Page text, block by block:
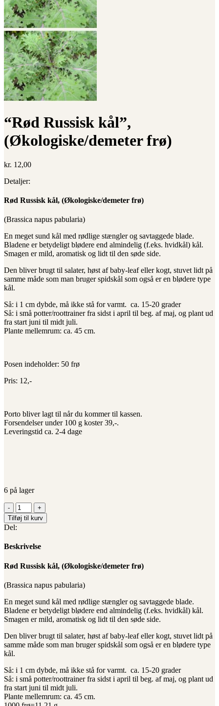
“Rød Russisk kål”,
(Økologiske/demeter frø)
kr. 12,00
Detaljer:
Rød Russisk kål, (Økologiske/demeter frø)
(Brassica napus pabularia)
En meget sund kål med rødlige stængler og savtaggede blade.
Bladene er betydeligt blødere end almindelig (f.eks. hvidkål) kål.
Smagen er mild, aromatisk og lidt til den søde side.
Den bliver brugt til salater, høst af baby-leaf eller kogt, stuvet lidt på
samme måde som man bruger spidskål som også er en blødere type
kål.
Så: i 1 cm dybde, må ikke stå for varmt. ca. 15-20 grader
Så: i små potter/roottrainer fra sidst i april til beg. af maj, og plant ud
fra start juni til midt juli.
Plante mellemrum: ca. 45 cm.
Posen indeholder: 50 frø
Pris: 12,-
Porto bliver lagt til når du kommer til kassen.
Forsendelser under 100 g koster 39,-.
Leveringstid ca. 2-4 dage
6 på lager
"Rød
Russisk
kål",
(Økologiske/demeter
frø)
antal
Tilføj til kurv
Del:
Beskrivelse
Rød Russisk kål, (Økologiske/demeter frø)
(Brassica napus pabularia)
En meget sund kål med rødlige stængler og savtaggede blade.
Bladene er betydeligt blødere end almindelig (f.eks. hvidkål) kål.
Smagen er mild, aromatisk og lidt til den søde side.
Den bliver brugt til salater, høst af baby-leaf eller kogt, stuvet lidt på
samme måde som man bruger spidskål som også er en blødere type
kål.
Så: i 1 cm dybde, må ikke stå for varmt. ca. 15-20 grader
Så: i små potter/roottrainer fra sidst i april til beg. af maj, og plant ud
fra start juni til midt juli.
Plante mellemrum: ca. 45 cm.